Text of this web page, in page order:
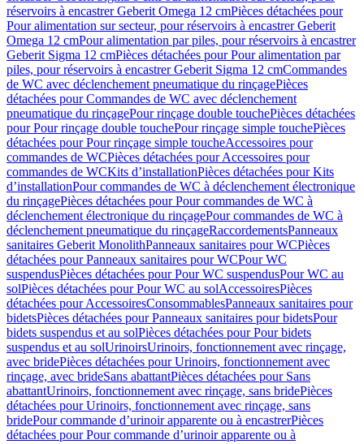
réservoirs à encastrer Geberit Omega 12 cmPièces détachées pour
Pour alimentation sur secteur, pour réservoirs à encastrer Geberit
Omega 12 cmPour alimentation par piles, pour réservoirs à encastrer
Geberit Sigma 12 cmPièces détachées pour Pour alimentation par
piles, pour réservoirs à encastrer Geberit Sigma 12 cmCommandes
de WC avec déclenchement pneumatique du rinçagePièces
détachées pour Commandes de WC avec déclenchement
pneumatique du rinçagePour rinçage double touchePièces détachées
pour Pour rinçage double touchePour rinçage simple touchePièces
détachées pour Pour rinçage simple toucheAccessoires pour
commandes de WCPièces détachées pour Accessoires pour
commandes de WCKits d’installationPièces détachées pour Kits
d’installationPour commandes de WC à déclenchement électronique
du rinçagePièces détachées pour Pour commandes de WC à
déclenchement électronique du rinçagePour commandes de WC à
déclenchement pneumatique du rinçageRaccordementsPanneaux
sanitaires Geberit MonolithPanneaux sanitaires pour WCPièces
détachées pour Panneaux sanitaires pour WCPour WC
suspendusPièces détachées pour Pour WC suspendusPour WC au
solPièces détachées pour Pour WC au solAccessoiresPièces
détachées pour AccessoiresConsommablesPanneaux sanitaires pour
bidetsPièces détachées pour Panneaux sanitaires pour bidetsPour
bidets suspendus et au solPièces détachées pour Pour bidets
suspendus et au solUrinoirsUrinoirs, fonctionnement avec rinçage,
avec bridePièces détachées pour Urinoirs, fonctionnement avec
rinçage, avec brideSans abattantPièces détachées pour Sans
abattantUrinoirs, fonctionnement avec rinçage, sans bridePièces
détachées pour Urinoirs, fonctionnement avec rinçage, sans
bridePour commande d’urinoir apparente ou à encastrerPièces
détachées pour Pour commande d’urinoir apparente ou à